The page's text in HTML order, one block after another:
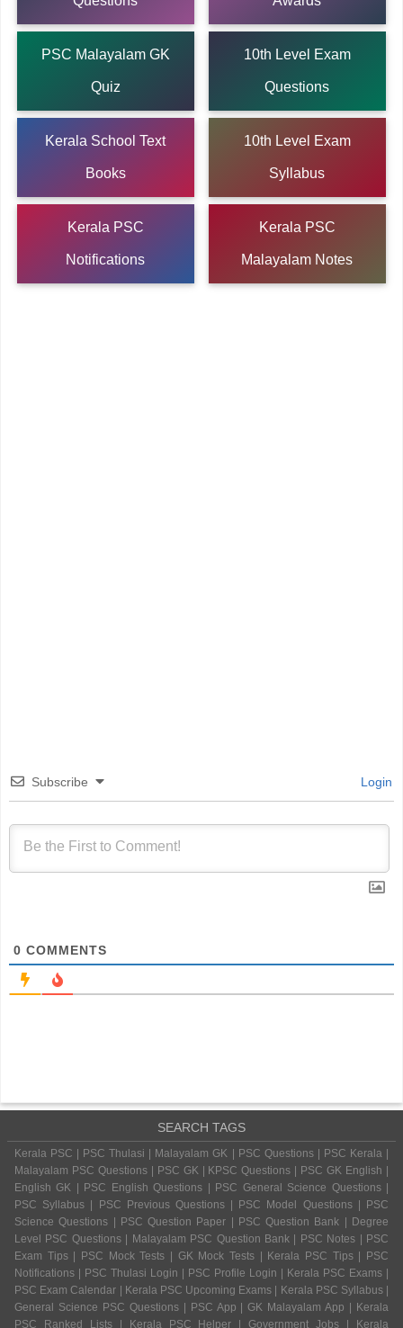
PSC Malayalam GK
Quiz
10th Level Exam
Questions
Kerala School Text
Books
10th Level Exam
Syllabus
Kerala PSC
Notifications
Kerala PSC
Malayalam Notes
Subscribe Login
0 COMMENTS
SEARCH TAGS
Kerala PSC | PSC Thulasi | Malayalam GK | PSC Questions | PSC Kerala |
Malayalam PSC Questions | PSC GK | KPSC Questions | PSC GK English |
English GK | PSC English Questions | PSC General Science Questions |
PSC Syllabus | PSC Previous Questions | PSC Model Questions | PSC
Science Questions | PSC Question Paper | PSC Question Bank | Degree
Level PSC Questions | Malayalam PSC Question Bank | PSC Notes | PSC
Exam Tips | PSC Mock Tests | GK Mock Tests | Kerala PSC Tips | PSC
Notifications | PSC Thulasi Login | PSC Profile Login | Kerala PSC Exams |
PSC Exam Calendar | Kerala PSC Upcoming Exams | Kerala PSC Syllabus |
General Science PSC Questions | PSC App | GK Malayalam App | Kerala
PSC Ranked Lists | Kerala PSC Helper | Government Jobs | Kerala